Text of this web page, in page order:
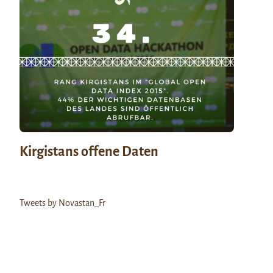
Kirgistans offene Daten
Tweets by Novastan_Fr